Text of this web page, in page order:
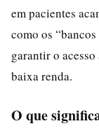
em pacientes
como os
garantir o
baixa renda.
O que